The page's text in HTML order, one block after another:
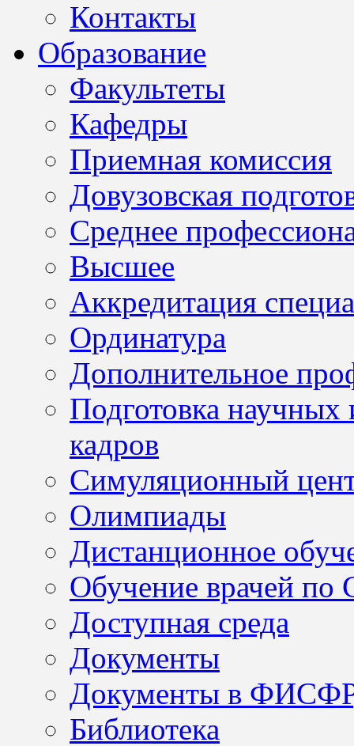
Контакты
Образование
Факультеты
Кафедры
Приемная комиссия
Довузовская
Среднее
Высшее
Аккредитация
Ординатура
Дополнительное
Подготовка научных
кадров
Симуляционный
Олимпиады
Дистанционное
Обучение врачей по
Доступная среда
Документы
Документы в
Библиотека